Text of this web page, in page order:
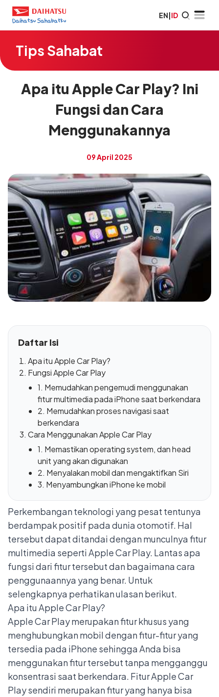
EN|ID
Tips Sahabat
Apa itu Apple Car Play? Ini
Fungsi dan Cara
Menggunakannya
09 April 2025
Daftar Isi
Apa itu Apple Car Play?
Fungsi Apple Car Play
1. Memudahkan pengemudi menggunakan
fitur multimedia pada iPhone saat berkendara
2. Memudahkan proses navigasi saat
berkendara
Cara Menggunakan Apple Car Play
1. Memastikan operating system, dan head
unit yang akan digunakan
2. Menyalakan mobil dan mengaktifkan Siri
3. Menyambungkan iPhone ke mobil
Perkembangan teknologi yang pesat tentunya
berdampak positif pada dunia otomotif. Hal
tersebut dapat ditandai dengan munculnya fitur
multimedia seperti Apple Car Play. Lantas apa
fungsi dari fitur tersebut dan bagaimana cara
penggunaannya yang benar. Untuk
selengkapnya perhatikan ulasan berikut.
Apa itu Apple Car Play?
Apple Car Play merupakan fitur khusus yang
menghubungkan mobil dengan fitur-fitur yang
tersedia pada iPhone sehingga Anda bisa
menggunakan fitur tersebut tanpa mengganggu
konsentrasi saat berkendara. Fitur Apple Car
Play sendiri merupakan fitur yang hanya bisa